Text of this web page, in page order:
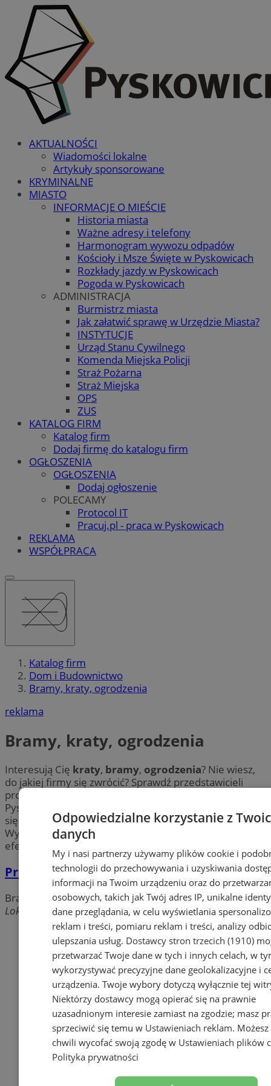
AKTUALNOŚCI
Wiadomości lokalne
Artykuły sponsorowane
KRYMINALNE
MIASTO
INFORMACJE O MIEŚCIE
Historia miasta
Ważne adresy i telefony
Harmonogram wywozu odpadów
Kościoły i Msze Święte w Pyskowicach
Rozkłady jazdy w Pyskowicach
Pogoda w Pyskowicach
ADMINISTRACJA
Burmistrz miasta
Jak załatwić sprawę w Urzędzie Miasta?
INSTYTUCJE
Urząd Stanu Cywilnego
Komenda Miejska Policji
Straż Pożarna
Straż Miejska
OPS
ZUS
KATALOG FIRM
Katalog firm
Dodaj firmę do katalogu firm
OGŁOSZENIA
OGŁOSZENIA
Dodaj ogłoszenie
POLECAMY
Protocol IT
Pracuj.pl - praca w Pyskowicach
REKLAMA
WSPÓŁPRACA
Katalog firm
Dom i Budownictwo
Bramy, kraty, ogrodzenia
reklama
Bramy, kraty, ogrodzenia
Interesują Cię kraty, bramy, ogrodzenia? Nie wiesz,
do jakiej firmy się zwrócić? Sprawdź przedstawicieli
producentów
Pyskowice. Poznaj najnowsze wzornictwo oraz zachwyć
się najbardziej zaawansowanymi technologiami.
Wybierz swoją idealną firmę w Pyskowicach i ciesz się
efektami!
Project Pro Metal
Bramy, kraty, ogrodzenia
Lokalna, 44-120 Pyskowice
Dodaj firmę
Pozostałe firmy w kategorii
reklama
Tworzenie stron www -
Pyskowice
reklama
Odpowiedzialne korzystanie z
danych
My i nasi partnerzy używamy plików cookie i
technologii do przechowywania i uzyskiwania
informacji na Twoim urządzeniu oraz do
osobowych, takich jak Twój adres IP, unikalne
dane przeglądania, w celu wyświetlania
reklam i treści, pomiaru reklam i treści, analizy
ulepszania usług. Dostawcy stron trzecich (1910)
przetwarzać Twoje dane w tych i innych celach, w
wykorzystywać precyzyjne dane geolokalizacyjne i
urządzenia. Twoje wybory dotyczą wyłącznie tej
Niektórzy dostawcy mogą opierać się na prawnie
uzasadnionym interesie zamiast na zgodzie; masz
sprzeciwić się temu w Ustawieniach reklam.
chwili wycofać swoją zgodę w Ustawieniach plików
Polityka prywatności